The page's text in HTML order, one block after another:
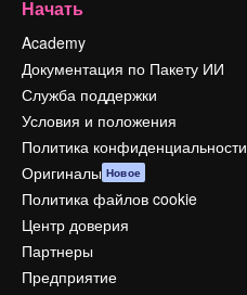
Начать
Academy
Документация по Пакету ИИ
Служба поддержки
Условия и положения
Политика конфиденциальности
Оригиналы Новое
Политика файлов cookie
Центр доверия
Партнеры
Предприятие